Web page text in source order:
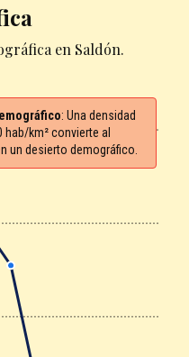
en Saldón.
: Una densidad
hab/km² convierte al
un desierto demográfico.